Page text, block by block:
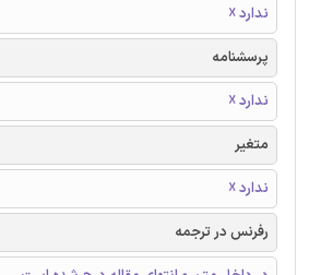
ندارد ☓
پرسشنامه
ندارد ☓
متغیر
ندارد ☓
رفرنس در ترجمه